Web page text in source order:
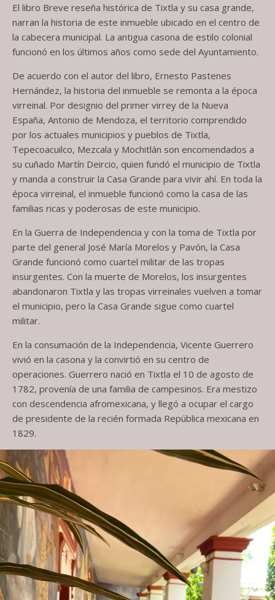
El libro Breve reseña histórica de Tixtla y su casa grande,
narran la historia de este inmueble ubicado en el centro de
la cabecera municipal. La antigua casona de estilo colonial
funcionó en los últimos años como sede del Ayuntamiento.
De acuerdo con el autor del libro, Ernesto Pastenes
Hernández, la historia del inmueble se remonta a la época
virreinal. Por designio del primer virrey de la Nueva
España, Antonio de Mendoza, el territorio comprendido
por los actuales municipios y pueblos de Tixtla,
Tepecoacuilco, Mezcala y Mochitlán son encomendados a
su cuñado Martín Deircio, quien fundó el municipio de Tixtla
y manda a construir la Casa Grande para vivir ahí. En toda la
época virreinal, el inmueble funcionó como la casa de las
familias ricas y poderosas de este municipio.
En la Guerra de Independencia y con la toma de Tixtla por
parte del general José María Morelos y Pavón, la Casa
Grande funcionó como cuartel militar de las tropas
insurgentes. Con la muerte de Morelos, los insurgentes
abandonaron Tixtla y las tropas virreinales vuelven a tomar
el municipio, pero la Casa Grande sigue como cuartel
militar.
En la consumación de la Independencia, Vicente Guerrero
vivió en la casona y la convirtió en su centro de
operaciones. Guerrero nació en Tixtla el 10 de agosto de
1782, provenía de una familia de campesinos. Era mestizo
con descendencia afromexicana, y llegó a ocupar el cargo
de presidente de la recién formada República mexicana en
1829.